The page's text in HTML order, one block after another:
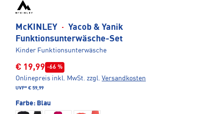
McKINLEY · Yacob & Yanik
Funktionsunterwäsche-Set
Kinder Funktionsunterwäsche
€ 19,99 -66 %
Onlinepreis inkl. MwSt. zzgl. Versandkosten
UVP* € 59,99
Farbe: Blau